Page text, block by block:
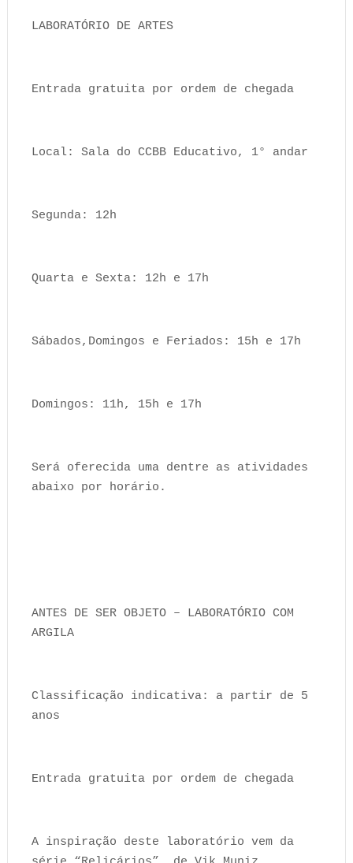
LABORATÓRIO DE ARTES
Entrada gratuita por ordem de chegada
Local: Sala do CCBB Educativo, 1° andar
Segunda: 12h
Quarta e Sexta: 12h e 17h
Sábados,Domingos e Feriados: 15h e 17h
Domingos: 11h, 15h e 17h
Será oferecida uma dentre as atividades
abaixo por horário.
ANTES DE SER OBJETO – LABORATÓRIO COM
ARGILA
Classificação indicativa: a partir de 5
anos
Entrada gratuita por ordem de chegada
A inspiração deste laboratório vem da